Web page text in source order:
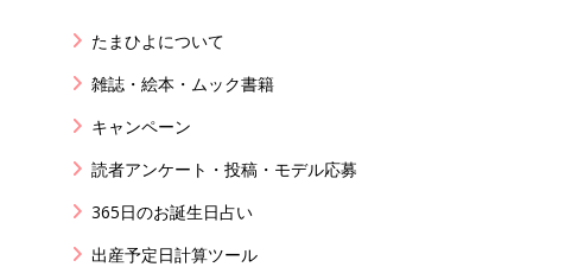
たまひよについて
雑誌・絵本・ムック書籍
キャンペーン
読者アンケート・投稿・モデル応募
365日のお誕生日占い
出産予定日計算ツール